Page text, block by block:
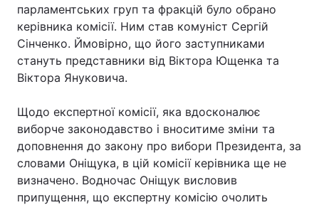
Головна Війна
Україна Політика
парламентських груп та фракцій було обрано
керівника комісії. Ним став комуніст Сергій
Сінченко. Ймовірно, що його заступниками
стануть представники від Віктора Ющенка та
Віктора Януковича.
Щодо експертної комісії, яка вдосконалює
виборче законодавство і вноситиме зміни та
доповнення до закону про вибори Президента, за
словами Оніщука, в цій комісії керівника ще не
визначено. Водночас Оніщук висловив
припущення, що експертну комісію очолить